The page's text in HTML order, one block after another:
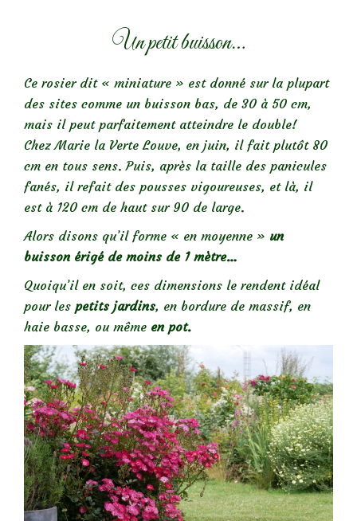
Un petit buisson…
Ce rosier dit « miniature » est donné sur la plupart
des sites comme un buisson bas, de 30 à 50 cm,
mais il peut parfaitement atteindre le double!
Chez Marie la Verte Louve, en juin, il fait plutôt 80
cm en tous sens. Puis, après la taille des panicules
fanés, il refait des pousses vigoureuses, et là, il
est à 120 cm de haut sur 90 de large.
Alors disons qu’il forme « en moyenne » un
buisson érigé de moins de 1 mètre…
Quoiqu’il en soit, ces dimensions le rendent idéal
pour les petits jardins, en bordure de massif, en
haie basse, ou même en pot.